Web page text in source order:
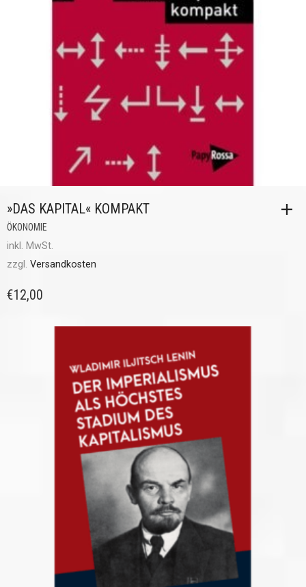
»DAS KAPITAL« KOMPAKT
ÖKONOMIE
inkl. MwSt.
zzgl. Versandkosten
€12,00